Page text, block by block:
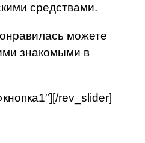
средствами.
можете
знакомыми в
rev_slider]